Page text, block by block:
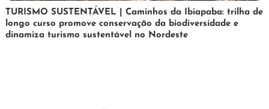
24
de
fevereiro
Maurilio
TURISMO SUSTENTÁVEL | Caminhos da Ibiapaba: trilha de
longo curso promove conservação da biodiversidade e
dinamiza turismo sustentável no Nordeste